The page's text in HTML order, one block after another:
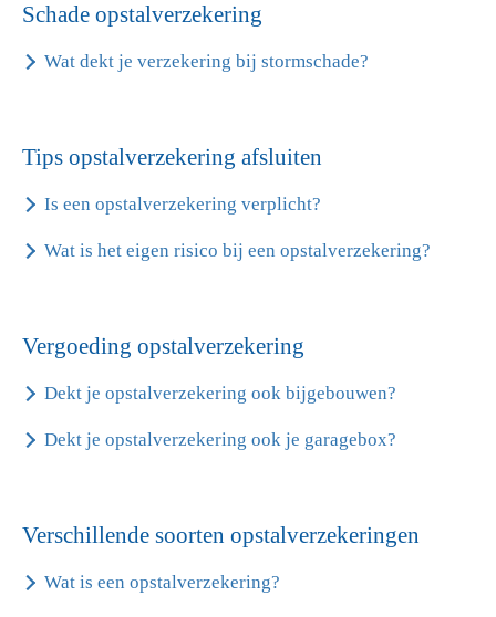
Schade opstalverzekering
Wat dekt je verzekering bij stormschade?
Tips opstalverzekering afsluiten
Is een opstalverzekering verplicht?
Wat is het eigen risico bij een opstalverzekering?
Vergoeding opstalverzekering
Dekt je opstalverzekering ook bijgebouwen?
Dekt je opstalverzekering ook je garagebox?
Verschillende soorten opstalverzekeringen
Wat is een opstalverzekering?